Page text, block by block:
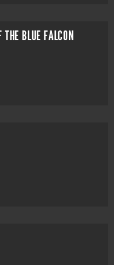
BLUE FALCON